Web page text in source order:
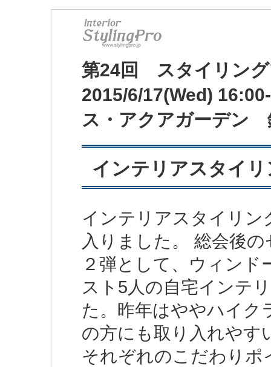
第24回 スタイリン
2015/6/17(Wed)
ス・アクアガーデン
インテリアスタイ
インテリアスタイリン
入りました。 総会後
２弾として、ウィン
スト5人の自宅インテ
た。昨年はややハイク
の方にも取り入れやす
それぞれのこだわり